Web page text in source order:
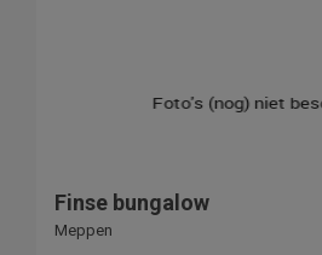
Finse bungalow
Meppen